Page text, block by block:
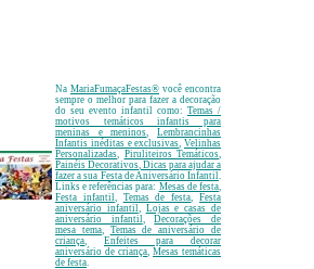
Na MariaFumaçaFestas® você encontra
sempre o melhor para fazer a decoração
do seu evento infantil como: Temas /
motivos temáticos infantis para
meninas e meninos,Lembrancinhas
Infantis inéditas e exclusivas, Velinhas
Personalizadas, Piruliteiros Temáticos,
Painéis Decorativos, Dicas para ajudar a
fazer a sua Festa de Aniversário Infantil.
Links e referências para: Mesas de festa,
Festa infantil, Temas de festa,Festa
aniversário infantil, Lojas e casas de
aniversário infantil,Decorações de
mesa tema, Temas de aniversário de
criança, Enfeites para decorar
aniversário de criança, Mesas temáticas
de festa.